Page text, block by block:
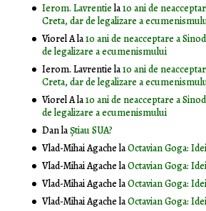
Ierom. Lavrentiela10 ani de
Creta, dar de legalizare a
Viorel Ala10 ani de neacceptare a
de legalizare a ecumenismului
Ierom. Lavrentiela10 ani de
Creta, dar de legalizare a
Viorel Ala10 ani de neacceptare a
de legalizare a ecumenismului
DanlaȘtiau SUA?
Vlad-Mihai AgachelaOctavian Goga:
Vlad-Mihai AgachelaOctavian Goga:
Vlad-Mihai AgachelaOctavian Goga:
Vlad-Mihai AgachelaOctavian Goga: